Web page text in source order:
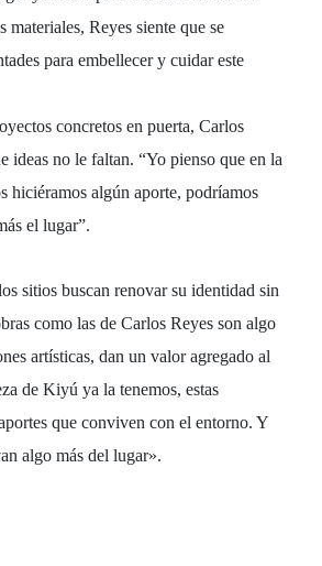
Reyes siente que se
para embellecer y cuidar este
concretos en puerta, Carlos
ideas no le faltan. “Yo pienso que en la
hiciéramos algún aporte, podríamos
el lugar”.
sitios buscan renovar su identidad sin
como las de Carlos Reyes son algo
artísticas, dan un valor agregado al
de Kiyú ya la tenemos, estas
que conviven con el entorno. Y
algo más del lugar».